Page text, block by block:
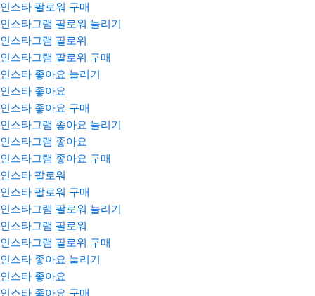
인스타 팔로워 구매
인스타그램 팔로워 늘리기
인스타그램 팔로워
인스타그램 팔로워 구매
인스타 좋아요 늘리기
인스타 좋아요
인스타 좋아요 구매
인스타그램 좋아요 늘리기
인스타그램 좋아요
인스타그램 좋아요 구매
인스타 팔로워
인스타 팔로워 구매
인스타그램 팔로워 늘리기
인스타그램 팔로워
인스타그램 팔로워 구매
인스타 좋아요 늘리기
인스타 좋아요
인스타 좋아요 구매